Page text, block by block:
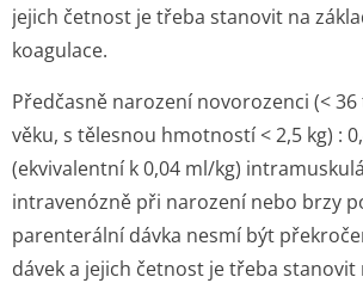
jejich četnost je třeba stanovit na
koagulace.
Předčasně narození novorozenci (<
věku, s tělesnou hmotností < 2,5 kg) :
(ekvivalentní k 0,04 ml/kg)
intravenózně při narození nebo brzy
parenterální dávka nesmí být
dávek a jejich četnost je třeba stanovit